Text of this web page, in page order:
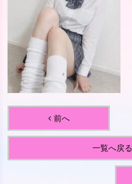
前へ
一覧へ戻る